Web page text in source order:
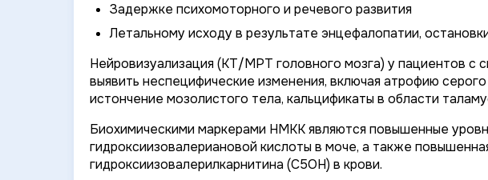
Задержке психомоторного и речевого развития
Летальному исходу в результате энцефалопатии,
Нейровизуализация (КТ/МРТ головного мозга) у пациентов
выявить неспецифические изменения, включая атрофию
истончение мозолистого тела, кальцификаты в области
Биохимическими маркерами НМКК являются повышенные
гидроксиизовалериановой кислоты в моче, а также
гидроксиизовалерилкарнитина (C5OH) в крови.